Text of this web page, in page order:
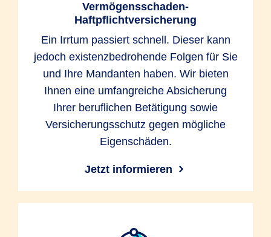
Vermögensschaden-
Haftpflichtversicherung
Ein Irrtum passiert schnell. Dieser kann
jedoch existenzbedrohende Folgen für Sie
und Ihre Mandanten haben. Wir bieten
Ihnen eine umfangreiche Absicherung
Ihrer beruflichen Betätigung sowie
Versicherungsschutz gegen mögliche
Eigenschäden.
Jetzt informieren